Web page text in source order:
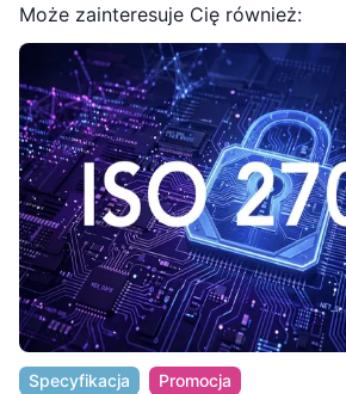
Może zainteresuje Cię również:
Specyfikacja Promocja